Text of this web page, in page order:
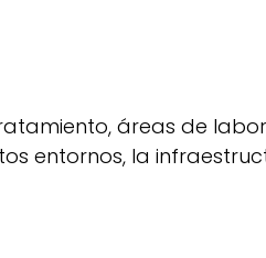
áreas de
entornos, la